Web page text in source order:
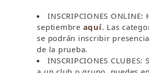
INSCRIPCIONES
septiembre aquí. Las
se podrán inscribir
de la prueba.
INSCRIPCIONES